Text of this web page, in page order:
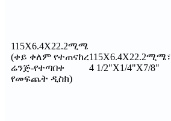
115X6.4X22.2ሚሜ
(ቀይ ቀለም የተጠናከረ
ሬንጅ-የተጣበቀ
የመፍጨት ዲስክ)
115X6.4X22.2ሚሜ፣
4 1/2"X1/4"X7/8"